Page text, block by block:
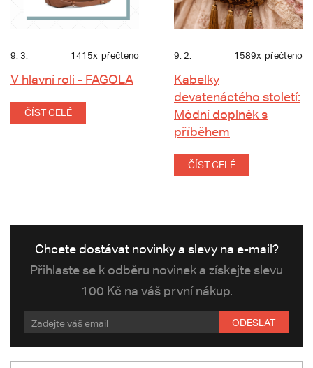
9. 3. 1415x přečteno
V hlavní roli - FAGOLA
ČÍST CELÉ
9. 2. 1589x přečteno
Kabelky
devatenáctého století:
Módní doplněk s
příběhem
ČÍST CELÉ
Chcete dostávat novinky a slevy na e-mail?
Přihlaste se k odběru novinek a získejte slevu
100 Kč na váš první nákup.
ODESLAT